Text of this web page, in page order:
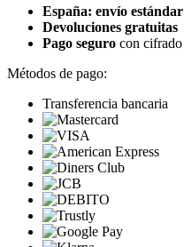
España: envío
Devoluciones gratuitas
Pago seguro con
Métodos de pago:
Transferencia bancaria